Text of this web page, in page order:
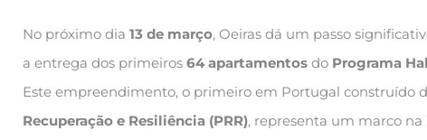
No próximo dia 13 de março, Oeiras dá um passo
a entrega dos primeiros 64 apartamentosdo Programa
Este empreendimento, o primeiro em Portugal construído
Recuperação e Resiliência (PRR), representa um marco na